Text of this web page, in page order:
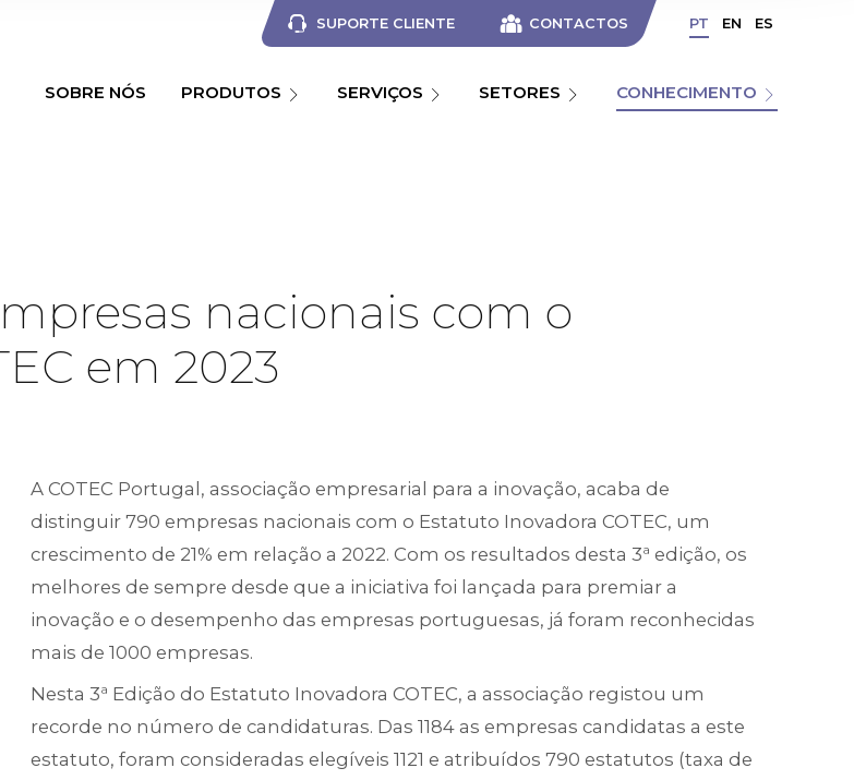
SOBRE NÓS PRODUTOS SERVIÇOS SETORES CONHECIMENTO
SUPORTE CLIENTE CONTACTOS PT EN ES
nacionais com o
em 2023
A COTEC Portugal, associação empresarial para a inovação, acaba de
distinguir 790 empresas nacionais com o Estatuto Inovadora COTEC, um
crescimento de 21% em relação a 2022. Com os resultados desta 3ª edição, os
melhores de sempre desde que a iniciativa foi lançada para premiar a
inovação e o desempenho das empresas portuguesas, já foram reconhecidas
mais de 1000 empresas.
Nesta 3ª Edição do Estatuto Inovadora COTEC, a associação registou um
recorde no número de candidaturas. Das 1184 as empresas candidatas a este
estatuto, foram consideradas elegíveis 1121 e atribuídos 790 estatutos (taxa de